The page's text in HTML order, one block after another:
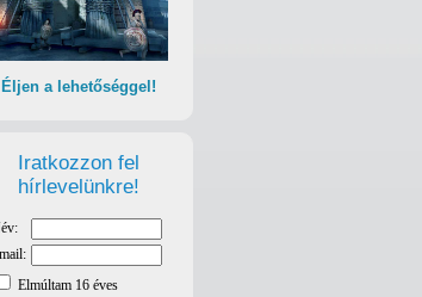
Éljen a lehetőséggel!
Iratkozzon fel
hírlevelünkre!